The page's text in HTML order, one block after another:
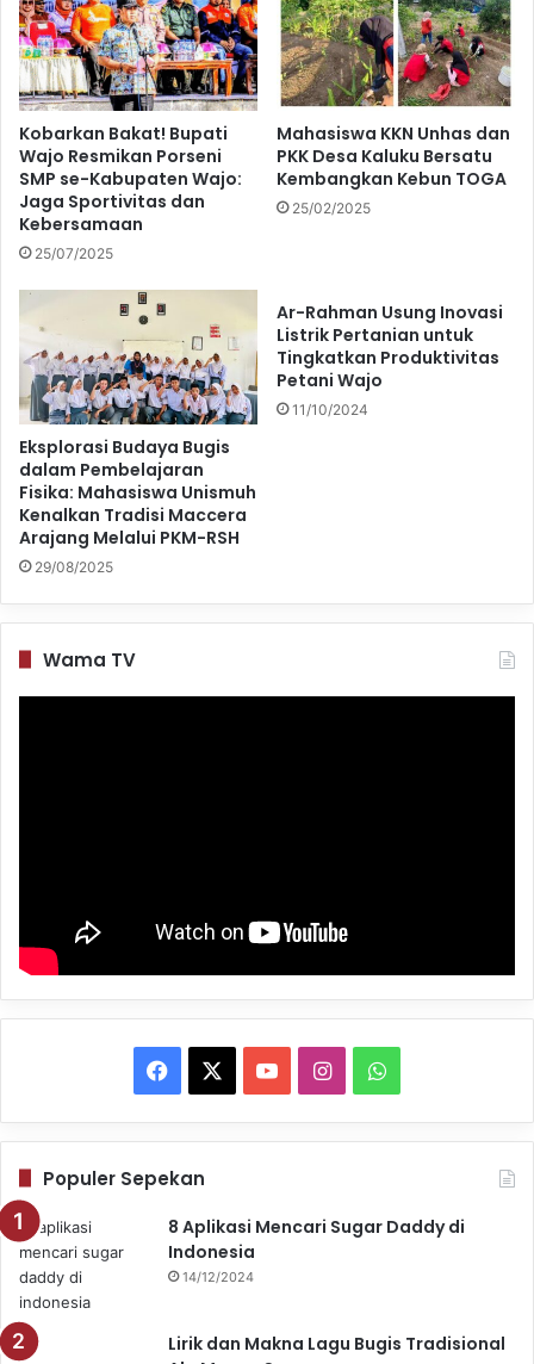
Kobarkan Bakat! Bupati
Wajo Resmikan Porseni
SMP se-Kabupaten Wajo:
Jaga Sportivitas dan
Kebersamaan
25/07/2025
Mahasiswa KKN Unhas dan
PKK Desa Kaluku Bersatu
Kembangkan Kebun TOGA
25/02/2025
Eksplorasi Budaya Bugis
dalam Pembelajaran
Fisika: Mahasiswa Unismuh
Kenalkan Tradisi Maccera
Arajang Melalui PKM-RSH
29/08/2025
Ar-Rahman Usung Inovasi
Listrik Pertanian untuk
Tingkatkan Produktivitas
Petani Wajo
11/10/2024
Wama TV
Facebook YouTubeInstagramWhatsApp
Populer Sepekan
8 Aplikasi Mencari Sugar Daddy di
Indonesia
14/12/2024
Lirik dan Makna Lagu Bugis Tradisional